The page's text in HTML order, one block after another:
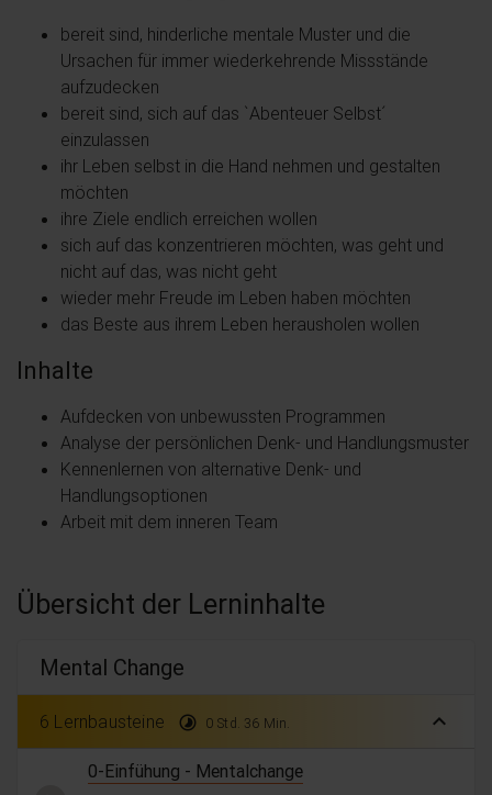
bereit sind, hinderliche mentale Muster und die
Ursachen für immer wiederkehrende Missstände
aufzudecken
bereit sind, sich auf das `Abenteuer Selbst´
einzulassen
ihr Leben selbst in die Hand nehmen und gestalten
möchten
ihre Ziele endlich erreichen wollen
sich auf das konzentrieren möchten, was geht und
nicht auf das, was nicht geht
wieder mehr Freude im Leben haben möchten
das Beste aus ihrem Leben herausholen wollen
Inhalte
Aufdecken von unbewussten Programmen
Analyse der persönlichen Denk- und Handlungsmuster
Kennenlernen von alternative Denk- und
Handlungsoptionen
Arbeit mit dem inneren Team
Übersicht der Lerninhalte
Mental Change
6 Lernbausteine timelapse 0 Std. 36 Min. expand_less
0-Einfühung - Mentalchange